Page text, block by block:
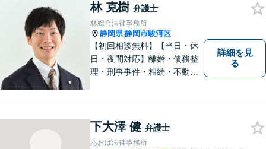
林 克樹 弁護士
林総合法律事務所
静岡県|静岡市駿河区
【初回相談無料】【当日・休
日・夜間対応】離婚・債務整
理・刑事事件・相続・不動産
す。法人・個人事業主の事業
再建・債務整理の問題解決に
詳細を見
る
下大澤 健 弁護士
あおば法律事務所